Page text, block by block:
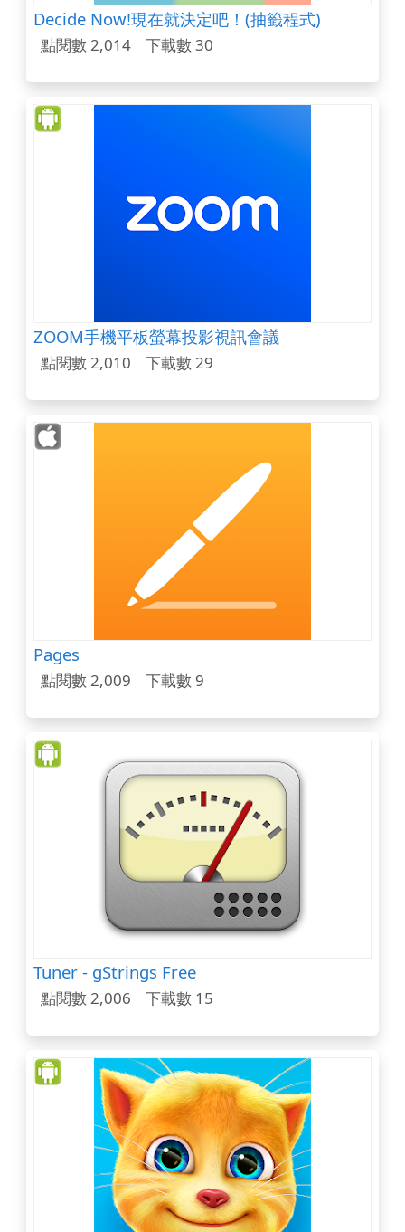
Decide Now!現在就決定吧！(抽籤程式)
點閱數 2,014 下載數 30
ZOOM手機平板螢幕投影視訊會議
點閱數 2,010 下載數 29
Pages
點閱數 2,009 下載數 9
Tuner - gStrings Free
點閱數 2,006 下載數 15